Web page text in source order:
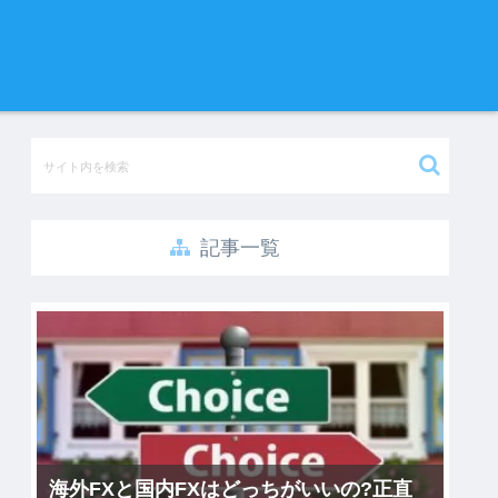
記事一覧
海外FXと国内FXはどっちがいいの?正直